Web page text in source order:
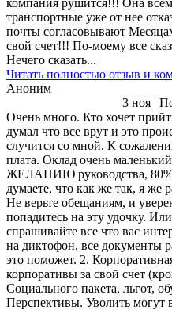
транспортные уже от нее
почты согласовывают
свой счет!!! По-моему все
Нечего сказать...
Читать полностью отзыв и
Аноним
3 ноя |
Очень много. Кто хочет
думал что все врут и это
случится со мной. К
плата. Оклад очень
ЖЕЛАНИЮ руководства, 80%
думаете, что как же так, я же
Не верьте обещаниям, и
попадитесь на эту удочку.
спрашивайте все что вас
на диктофон, все документы
это поможет. 2.
корпоративы за свой счет
Социального пакета, льгот,
Перспективы. Уволить могут